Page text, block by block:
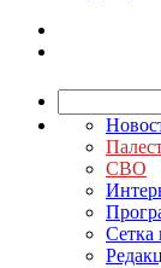
СВО
Сетка